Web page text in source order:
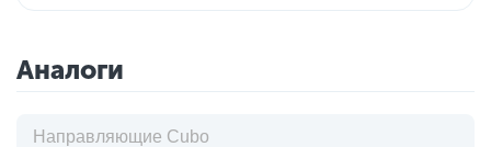
Аналоги
Направляющие Cubo